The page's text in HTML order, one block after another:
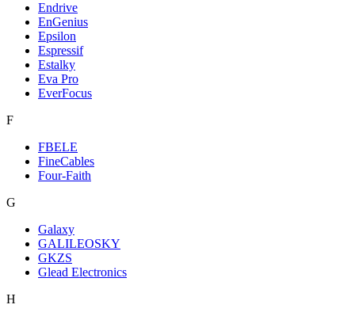
Endrive
EnGenius
Epsilon
Espressif
Estalky
Eva Pro
EverFocus
F
FBELE
FineCables
Four-Faith
G
Galaxy
GALILEOSKY
GKZS
Glead Electronics
H